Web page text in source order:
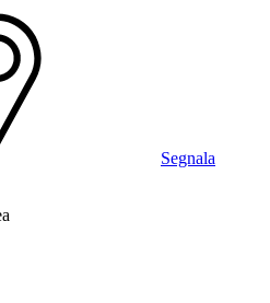
Segnala